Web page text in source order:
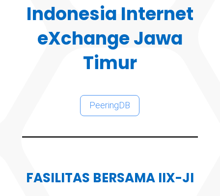
Indonesia Internet
eXchange Jawa
Timur
PeeringDB
FASILITAS BERSAMA IIX-JI